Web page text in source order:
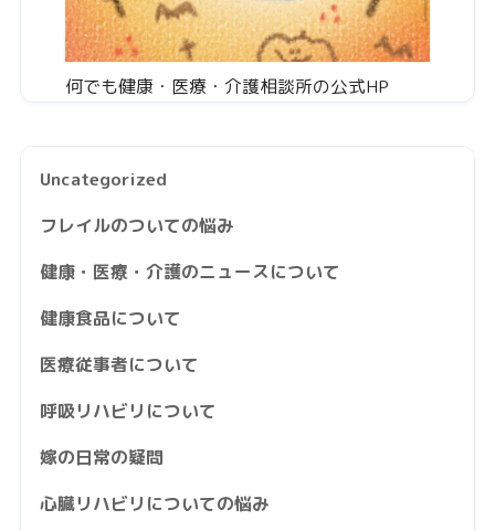
何でも健康・医療・介護相談所の公式HP
Uncategorized
フレイルのついての悩み
健康・医療・介護のニュースについて
健康食品について
医療従事者について
呼吸リハビリについて
嫁の日常の疑問
心臓リハビリについての悩み